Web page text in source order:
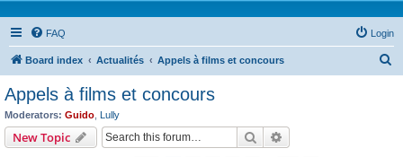
FAQ Login
Board index Actualités Appels à films et concours
Appels à films et concours
Moderators: Guido Lully
New Topic Search